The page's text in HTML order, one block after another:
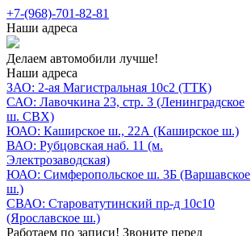
+7-(968)-701-82-81
Наши адреса
Делаем автомобили лучше!
Наши адреса
ЗАО: 2-ая Магистральная 10с2 (ТТК)
САО: Лавочкина 23, стр. 3 (Ленинградское
ш. СВХ)
ЮАО: Каширское ш., 22А (Каширское ш.)
ВАО: Рубцовская наб. 11 (м.
Электрозаводская)
ЮАО: Симферопольское ш. 3Б (Варшавское
ш.)
СВАО: Староватутинский пр-д 10с10
(Ярославское ш.)
Работаем по записи! Звоните перед